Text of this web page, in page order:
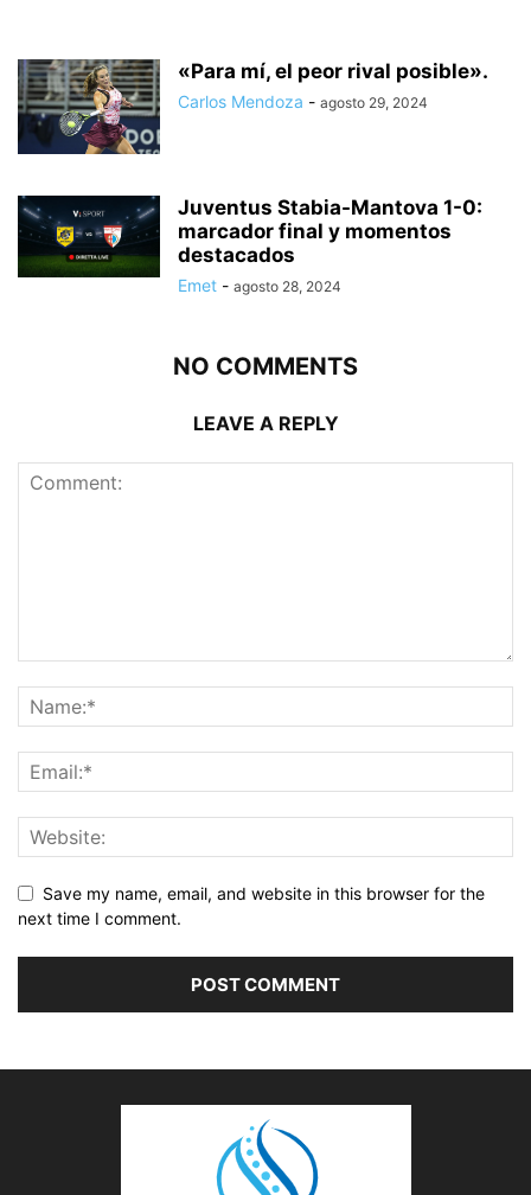
«Para mí, el peor rival posible».
Carlos Mendoza - agosto 29, 2024
Juventus Stabia-Mantova 1-0:
marcador final y momentos
destacados
Emet - agosto 28, 2024
NO COMMENTS
LEAVE A REPLY
Save my name, email, and website in this browser for the
next time I comment.